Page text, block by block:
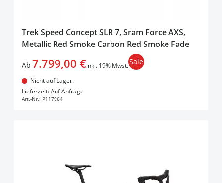
Trek Speed Concept SLR 7, Sram Force AXS,
Metallic Red Smoke Carbon Red Smoke Fade
Ab 7.799,00 €inkl. 19% Mwst.Sale
Nicht auf Lager.
Lieferzeit: Auf Anfrage
Art.-Nr.: P117964
In den Warenkorb